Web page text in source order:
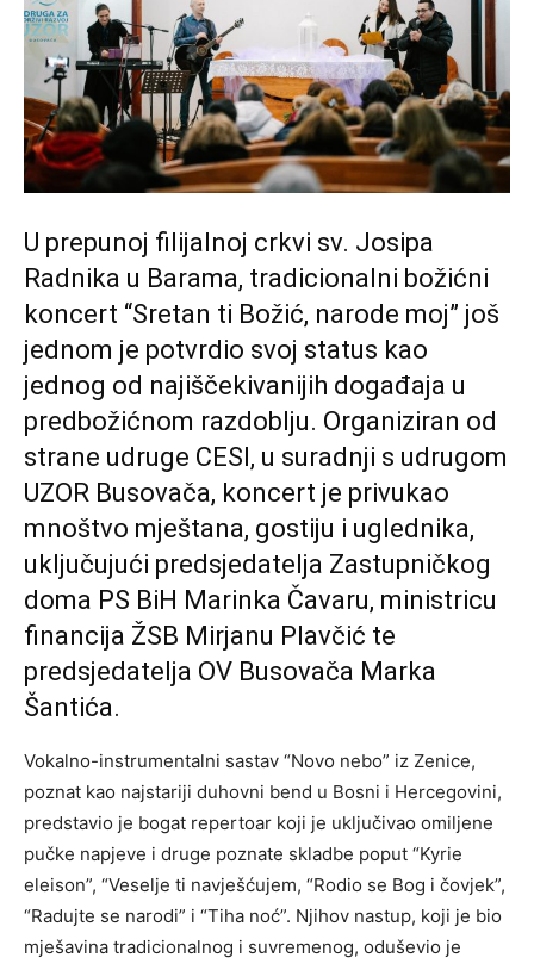
U prepunoj filijalnoj crkvi sv. Josipa
Radnika u Barama, tradicionalni božićni
koncert “Sretan ti Božić, narode moj” još
jednom je potvrdio svoj status kao
jednog od najiščekivanijih događaja u
predbožićnom razdoblju. Organiziran od
strane udruge CESI, u suradnji s udrugom
UZOR Busovača, koncert je privukao
mnoštvo mještana, gostiju i uglednika,
uključujući predsjedatelja Zastupničkog
doma PS BiH Marinka Čavaru, ministricu
financija ŽSB Mirjanu Plavčić te
predsjedatelja OV Busovača Marka
Šantića.
Vokalno-instrumentalni sastav “Novo nebo” iz Zenice,
poznat kao najstariji duhovni bend u Bosni i Hercegovini,
predstavio je bogat repertoar koji je uključivao omiljene
pučke napjeve i druge poznate skladbe poput “Kyrie
eleison”, “Veselje ti navješćujem, “Rodio se Bog i čovjek”,
“Radujte se narodi” i “Tiha noć”. Njihov nastup, koji je bio
mješavina tradicionalnog i suvremenog, oduševio je